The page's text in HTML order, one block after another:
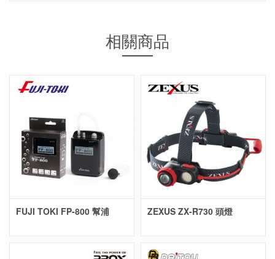
相關商品
FUJI TOKI FP-800 幫浦 ZEXUS ZX-R730 頭燈